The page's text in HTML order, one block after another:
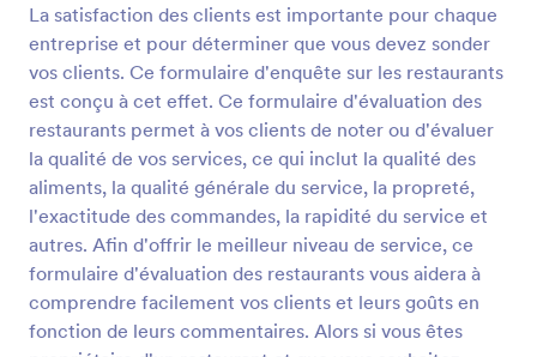
La satisfaction des clients est importante pour chaque
entreprise et pour déterminer que vous devez sonder
vos clients. Ce formulaire d'enquête sur les restaurants
est conçu à cet effet. Ce formulaire d'évaluation des
restaurants permet à vos clients de noter ou d'évaluer
la qualité de vos services, ce qui inclut la qualité des
aliments, la qualité générale du service, la propreté,
l'exactitude des commandes, la rapidité du service et
autres. Afin d'offrir le meilleur niveau de service, ce
formulaire d'évaluation des restaurants vous aidera à
comprendre facilement vos clients et leurs goûts en
fonction de leurs commentaires. Alors si vous êtes
Prévisualiser